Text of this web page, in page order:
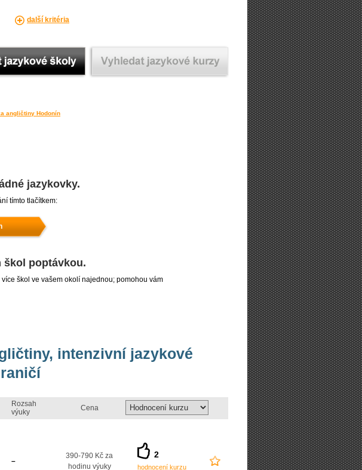
další kritéria
angličtiny Hodonín
jazykovky.
tímto tlačítkem:
škol poptávkou.
škol ve vašem okolí najednou; pomohou vám
intenzivní jazykové
Rozsah
výuky
Cena
–
390-790 Kč za
hodinu výuky
2
hodnocení kurzu